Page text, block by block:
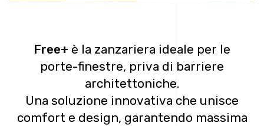
Free+ è la zanzariera ideale per le
porte-finestre, priva di barriere
architettoniche.
Una soluzione innovativa che unisce
comfort e design, garantendo massima